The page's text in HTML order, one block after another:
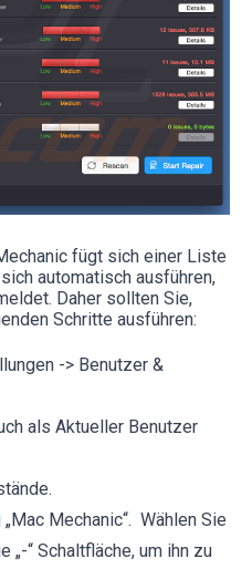
fügt sich einer Liste
automatisch ausführen,
Daher sollten Sie,
Schritte ausführen:
-> Benutzer &
als Aktueller Benutzer
Mechanic“. Wählen Sie
„-“ Schaltfläche, um ihn zu